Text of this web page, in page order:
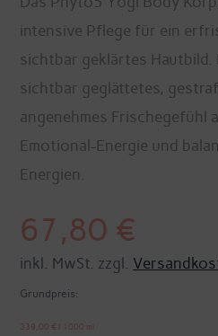
intensive Pflege für ein
sichtbar geklärtes Hautbild.
sichtbar geglättetes,
angenehmes Frischegefühl
Emotional-Energie und
Energien.
67,80 €
inkl. MwSt. zzgl.
Grundpreis:
339,00 € / 1000 ml